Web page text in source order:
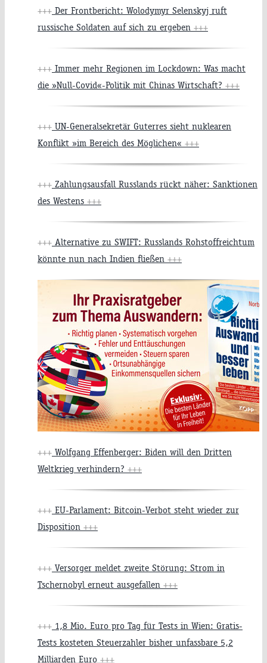
+++ Der Frontbericht: Wolodymyr Selenskyj ruft
russische Soldaten auf sich zu ergeben +++
+++ Immer mehr Regionen im Lockdown: Was macht
die »Null-Covid«-Politik mit Chinas Wirtschaft? +++
+++ UN-Generalsekretär Guterres sieht nuklearen
Konflikt »im Bereich des Möglichen« +++
+++ Zahlungsausfall Russlands rückt näher: Sanktionen
des Westens +++
+++ Alternative zu SWIFT: Russlands Rohstoffreichtum
könnte nun nach Indien fließen +++
+++ Wolfgang Effenberger: Biden will den Dritten
Weltkrieg verhindern? +++
+++ EU-Parlament: Bitcoin-Verbot steht wieder zur
Disposition +++
+++ Versorger meldet zweite Störung: Strom in
Tschernobyl erneut ausgefallen +++
+++ 1,8 Mio. Euro pro Tag für Tests in Wien: Gratis-
Tests kosteten Steuerzahler bisher unfassbare 5,2
Milliarden Euro +++